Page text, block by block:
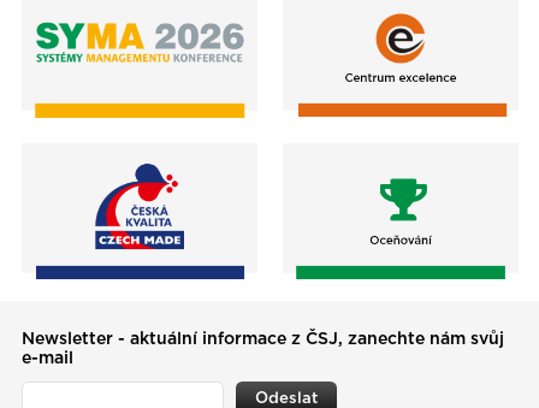
Newsletter - aktuální informace z ČSJ, zanechte nám svůj
e-mail
Odeslat